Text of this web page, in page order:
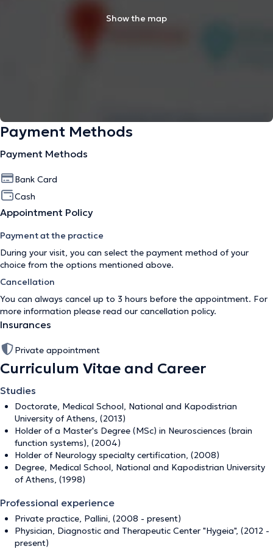
Show the map
Payment Methods
Payment Methods
Bank Card
Cash
Appointment Policy
Payment at the practice
During your visit, you can select the payment method of your
choice from the options mentioned above.
Cancellation
You can always cancel up to 3 hours before the appointment. For
more information please read our cancellation policy.
Insurances
Private appointment
Curriculum Vitae and Career
Studies
Doctorate, Medical School, National and Kapodistrian
University of Athens, (2013)
Holder of a Master's Degree (MSc) in Neurosciences (brain
function systems), (2004)
Holder of Neurology specialty certification, (2008)
Degree, Medical School, National and Kapodistrian University
of Athens, (1998)
Professional experience
Private practice, Pallini, (2008 - present)
Physician, Diagnostic and Therapeutic Center "Hygeia", (2012 -
present)